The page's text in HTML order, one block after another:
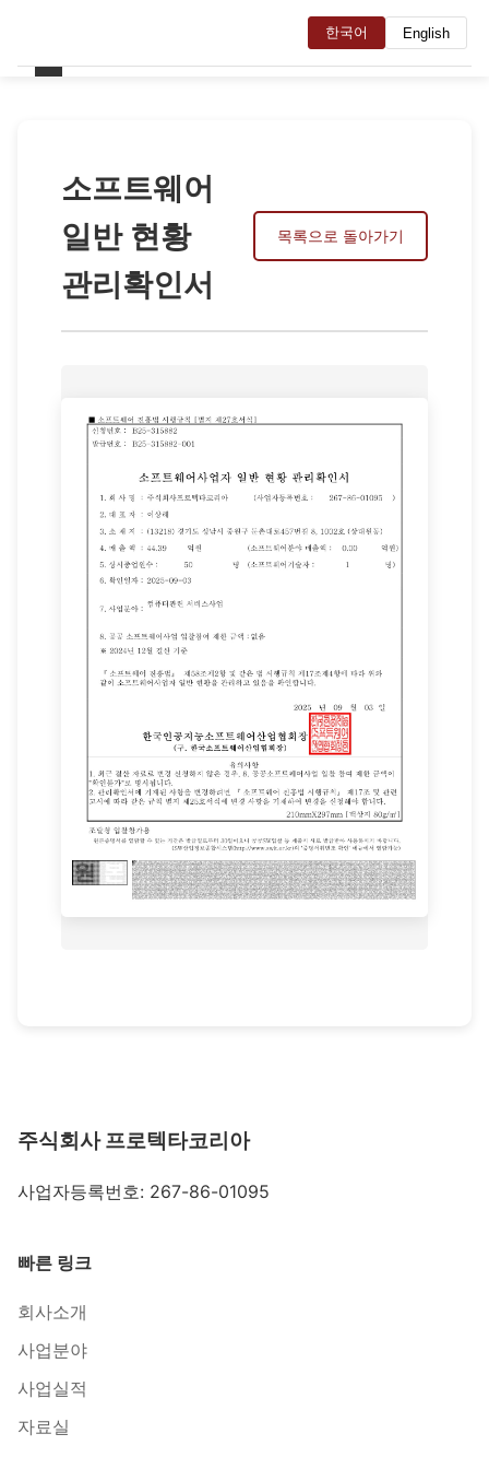
한국어 English
소프트웨어
일반 현황
관리확인서
목록으로 돌아가기
주식회사 프로텍타코리아
사업자등록번호: 267-86-01095
빠른 링크
회사소개
사업분야
사업실적
자료실